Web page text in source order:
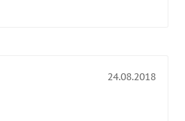
24.08.2018